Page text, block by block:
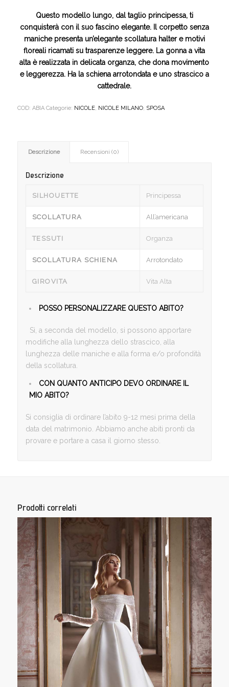
Questo modello lungo, dal taglio principessa, ti
conquisterà con il suo fascino elegante. Il corpetto senza
maniche presenta un’elegante scollatura halter e motivi
floreali ricamati su trasparenze leggere. La gonna a vita
alta è realizzata in delicata organza, che dona movimento
e leggerezza. Ha la schiena arrotondata e uno strascico a
cattedrale.
COD: ABIA Categorie: NICOLE, NICOLE MILANO, SPOSA
Descrizione Recensioni (0)
Descrizione
SILHOUETTE Principessa
SCOLLATURA All’americana
TESSUTI Organza
SCOLLATURA SCHIENA Arrotondato
GIROVITA Vita Alta
POSSO PERSONALIZZARE QUESTO ABITO?
Sì, a seconda del modello, si possono apportare
modifiche alla lunghezza dello strascico, alla
lunghezza delle maniche e alla forma e/o profondità
della scollatura.
CON QUANTO ANTICIPO DEVO ORDINARE IL
MIO ABITO?
Si consiglia di ordinare l’abito 9-12 mesi prima della
data del matrimonio. Abbiamo anche abiti pronti da
provare e portare a casa il giorno stesso.
Prodotti correlati